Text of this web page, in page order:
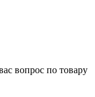
вопрос по товару